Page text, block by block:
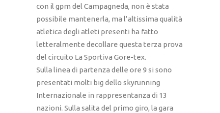
con il gpm del Campagneda, non è stata
possibile mantenerla, ma l’altissima qualità
atletica degli atleti presenti ha fatto
letteralmente decollare questa terza prova
del circuito La Sportiva Gore-tex.
Sulla linea di partenza delle ore 9 si sono
presentati molti big dello skyrunning
Internazionale in rappresentanza di 13
nazioni. Sulla salita del primo giro, la gara